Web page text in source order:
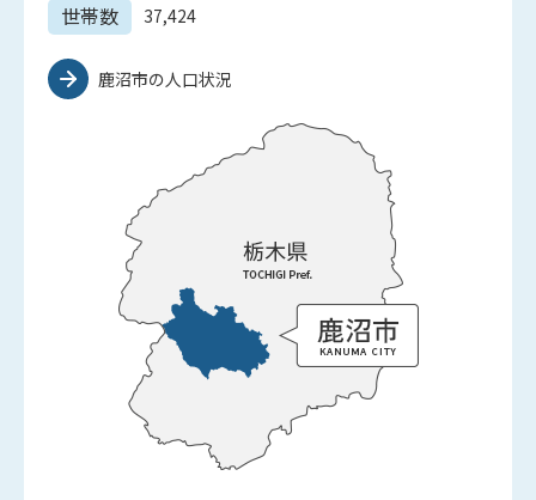
世帯数 37,424
鹿沼市の人口状況